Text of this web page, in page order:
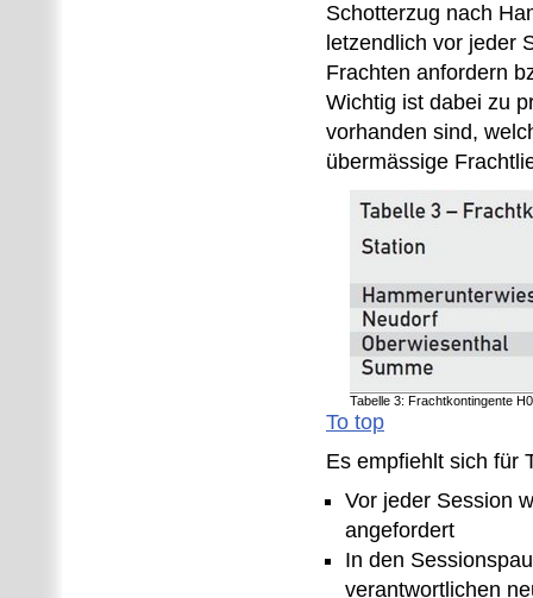
Schotterzug nach
letzendlich vor jeder
Frachten anfordern
Wichtig ist dabei zu
vorhanden sind,
übermässige
Tabelle 3: Frachtkontingente
To top
Es empfiehlt sich für
Vor jeder Session
angefordert
In den
verantwortlichen